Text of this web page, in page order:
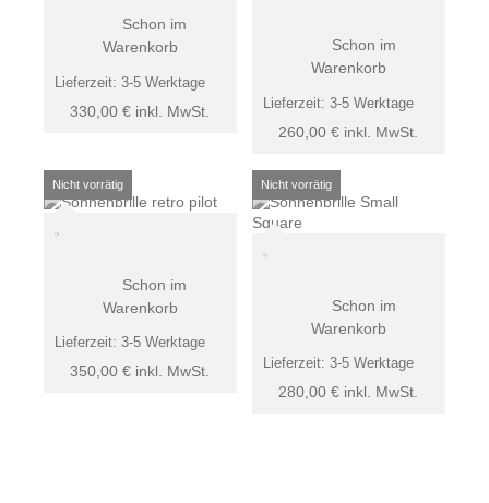
330,00 € inkl. MwSt.
Lieferzeit: 3-5 Werktage
Schon im
Warenkorb
260,00€ inkl. MwSt.
Lieferzeit:3-5 Werktage
Schon im
Warenkorb
350,00 € inkl. MwSt.
Lieferzeit: 3-5 Werktage
Schon im
Warenkorb
280,00€ inkl. MwSt.
Lieferzeit:3-5 Werktage
Schon im
Warenkorb